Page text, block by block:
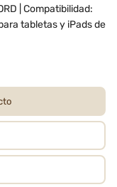
| Compatibilidad:
tabletas y iPads de